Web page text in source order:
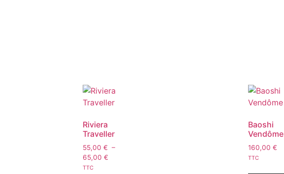
Riviera
Traveller
55,00 € –
65,00 €
TTC
Baoshi
Vendôme
160,00 €
TTC